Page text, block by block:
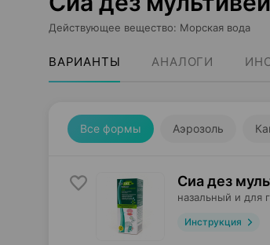
Действующее вещество: Морская вода
ВАРИАНТЫ АНАЛОГИ
Все формы Аэрозоль
Сиа дез
назальный и для
Инструкция